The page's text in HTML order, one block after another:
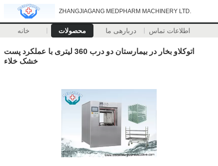
ZHANGJIAGANG MEDPHARM MACHINERY LTD.
خانه محصولات دربارهی ما اطلاعات تماس
اتوکلاو بخار در بیمارستان دو درب 360 لیتری با عملکرد پست
خشک خلاء